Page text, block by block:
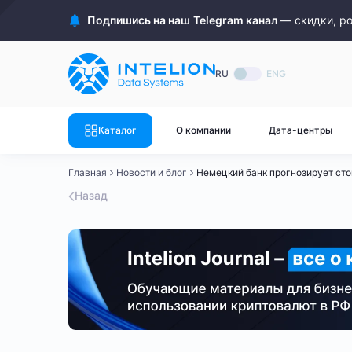
Подпишись на наш Telegram канал — скидки,
RU ENG
Каталог О компании Дата-центры
ASIC майнеры
Bitmain
Innosilicon
Iceriver
Смотреть весь каталог
Готовый
Готовый
Готовый
Готовый
Готовый
Главная Новости и блог Немецкий банк прогнозирует
Назад